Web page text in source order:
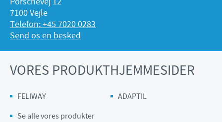
7100 Vejle
Telefon: +45 7020 0283
Send os en besked
VORES PRODUKTHJEMMESIDER
FELIWAY
ADAPTIL
Se alle vores produkter